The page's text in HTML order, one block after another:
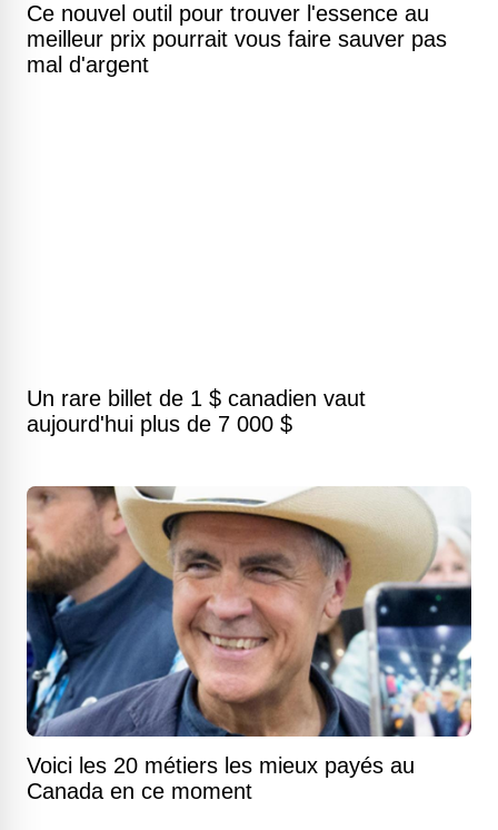
Ce nouvel outil pour trouver l'essence au
meilleur prix pourrait vous faire sauver pas
mal d'argent
Un rare billet de 1 $ canadien vaut
aujourd'hui plus de 7 000 $
Voici les 20 métiers les mieux payés au
Canada en ce moment